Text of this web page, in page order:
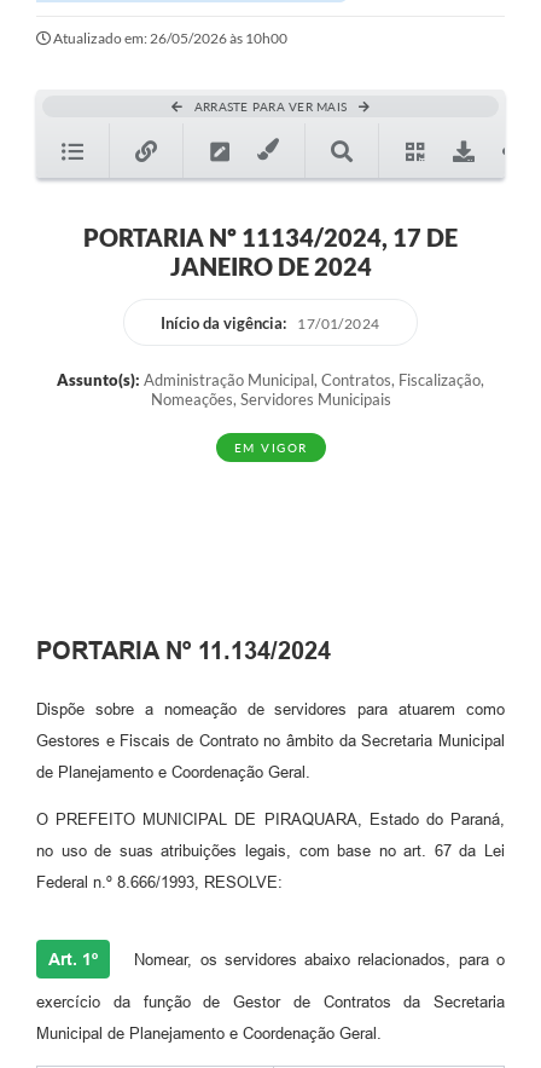
Atualizado em: 26/05/2026 às 10h00
ARRASTE PARA VER MAIS
PORTARIA Nº 11134/2024, 17 DE
JANEIRO DE 2024
Início da vigência: 17/01/2024
Assunto(s): Administração Municipal, Contratos, Fiscalização,
Nomeações, Servidores Municipais
EM VIGOR
PORTARIA Nº 11.134/2024
Dispõe sobre a nomeação de servidores para atuarem como
Gestores e Fiscais de Contrato no âmbito da Secretaria Municipal
de Planejamento e Coordenação Geral.
O PREFEITO MUNICIPAL DE PIRAQUARA, Estado do Paraná,
no uso de suas atribuições legais, com base no art. 67 da Lei
Federal n.º 8.666/1993, RESOLVE:
Art. 1º Nomear, os servidores abaixo relacionados, para o
exercício da função de Gestor de Contratos da Secretaria
Municipal de Planejamento e Coordenação Geral.